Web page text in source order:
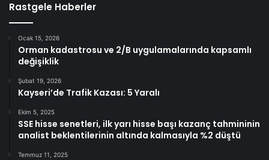
Rastgele Haberler
Ocak 15, 2026
Orman kadastrosu ve 2/B uygulamalarında kapsamlı
değişiklik
Şubat 19, 2026
Kayseri’de Trafik Kazası: 5 Yaralı
Ekim 5, 2025
SSE hisse senetleri, ilk yarı hisse başı kazanç tahmininin
analist beklentilerinin altında kalmasıyla %2 düştü
Temmuz 11, 2025